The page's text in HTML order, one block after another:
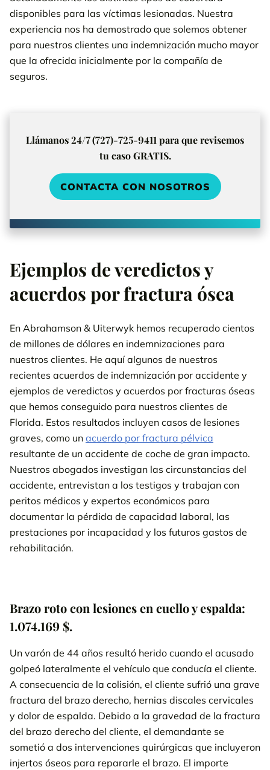
disponibles para las víctimas lesionadas. Nuestra
experiencia nos ha demostrado que solemos obtener
para nuestros clientes una indemnización mucho mayor
que la ofrecida inicialmente por la compañía de
seguros.
Llámanos 24/7 (727)-725-9411 para que revisemos
tu caso GRATIS.
CONTACTA CON NOSOTROS
Ejemplos de veredictos y
acuerdos por fractura ósea
En Abrahamson & Uiterwyk hemos recuperado cientos
de millones de dólares en indemnizaciones para
nuestros clientes. He aquí algunos de nuestros
recientes acuerdos de indemnización por accidente y
ejemplos de veredictos y acuerdos por fracturas óseas
que hemos conseguido para nuestros clientes de
Florida. Estos resultados incluyen casos de lesiones
graves, como un acuerdo por fractura pélvica
resultante de un accidente de coche de gran impacto.
Nuestros abogados investigan las circunstancias del
accidente, entrevistan a los testigos y trabajan con
peritos médicos y expertos económicos para
documentar la pérdida de capacidad laboral, las
prestaciones por incapacidad y los futuros gastos de
rehabilitación.
Brazo roto con lesiones en cuello y espalda:
1.074.169 $.
Un varón de 44 años resultó herido cuando el acusado
golpeó lateralmente el vehículo que conducía el cliente.
A consecuencia de la colisión, el cliente sufrió una grave
fractura del brazo derecho, hernias discales cervicales
y dolor de espalda. Debido a la gravedad de la fractura
del brazo derecho del cliente, el demandante se
sometió a dos intervenciones quirúrgicas que incluyeron
injertos óseos para repararle el brazo. El importe